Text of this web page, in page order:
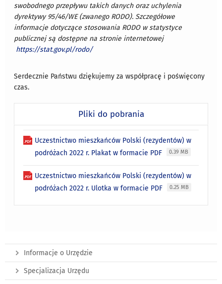
swobodnego przepływu takich danych oraz uchylenia
dyrektywy 95/46/WE (zwanegoRODO). Szczegółowe
informacje dotyczące stosowania RODO w statystyce
publicznej są dostępne na stronie internetowej
https://stat.gov.pl/rodo/
Serdecznie Państwu dziękujemy za współpracę i poświęcony
czas.
Pliki do pobrania
Uczestnictwo mieszkańców Polski (rezydentów) w
podróżach 2022 r. Plakat w formacie PDF
0.39 MB
Uczestnictwo mieszkańców Polski (rezydentów) w
podróżach 2022 r. Ulotka w formacie PDF
0.25 MB
Informacje o Urzędzie
Specjalizacja Urzędu